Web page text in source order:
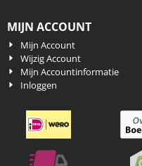
MIJN ACCOUNT
Mijn Account
Wijzig Account
Mijn Accountinformatie
Inloggen